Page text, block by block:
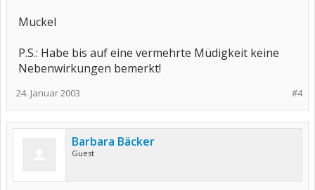
Muckel
P.S.: Habe bis auf eine vermehrte Müdigkeit keine
Nebenwirkungen bemerkt!
#4
24. Januar 2003
Barbara Bäcker
Guest